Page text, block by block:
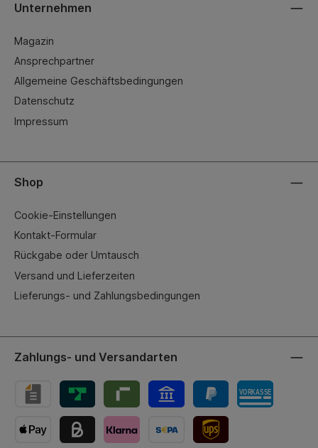
Unternehmen
Magazin
Ansprechpartner
Allgemeine Geschäftsbedingungen
Datenschutz
Impressum
Shop
Cookie-Einstellungen
Kontakt-Formular
Rückgabe oder Umtausch
Versand und Lieferzeiten
Lieferungs- und Zahlungsbedingungen
Zahlungs- und Versandarten